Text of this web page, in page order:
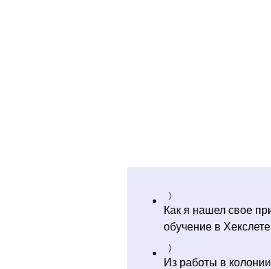
Как я нашел свое
обучение в
Из работы в